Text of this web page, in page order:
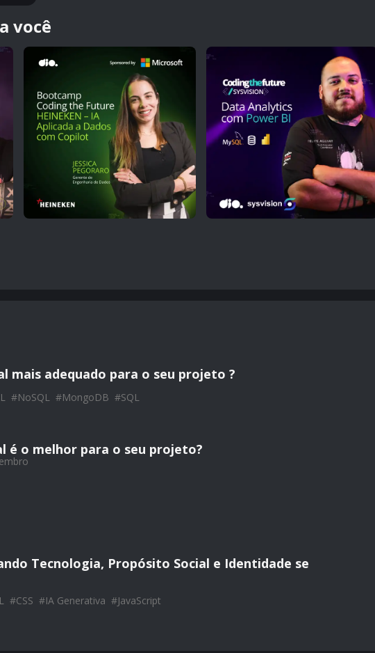
você
mais adequado para o seu projeto ?
#NoSQL #MongoDB #SQL
é o melhor para o seu projeto?
Tecnologia, Propósito Social e Identidade se
#CSS #IA Generativa #JavaScript